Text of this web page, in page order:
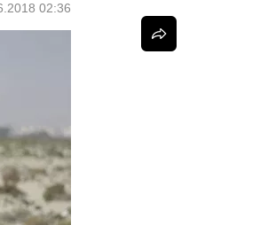
02:36 GMT 20.06.2018